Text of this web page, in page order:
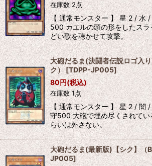
在庫数 2点
【 通常モンスター 】 星 2 / 水
500 カエルの頭の形をしたスラ
どい歌を聴かせて攻撃。
大砲だるま(決闘者伝説ロゴ入
ク） [TDPP-JP005]
80円(税込)
在庫数 1点
【 通常モンスター 】 星 2 / 闇
守500 大砲で埋め尽くされてい
らいは外さない。
大砲だるま(最新版)【シク】（
JP005]